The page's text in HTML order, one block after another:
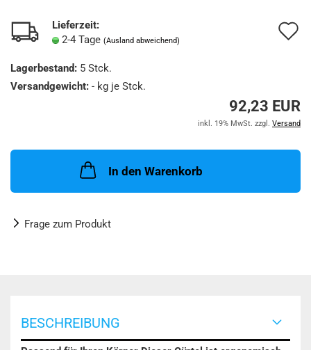
Lieferzeit:
2-4 Tage (Ausland abweichend)
Lagerbestand: 5 Stck.
Versandgewicht: - kg je Stck.
92,23 EUR
inkl. 19% MwSt. zzgl. Versand
In den Warenkorb
Frage zum Produkt
BESCHREIBUNG